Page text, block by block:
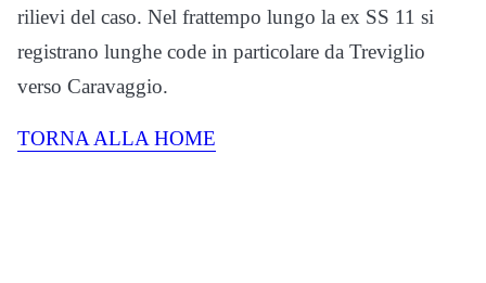
rilievi del caso. Nel frattempo lungo la ex SS 11 si
registrano lunghe code in particolare da Treviglio
verso Caravaggio.
TORNA ALLA HOME